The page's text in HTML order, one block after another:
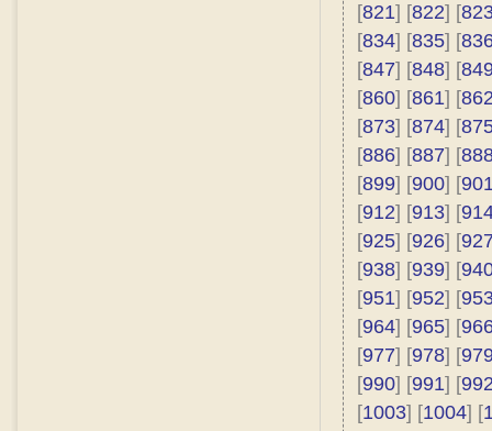
[821] [822] [
[834] [835] [
[847] [848] [
[860] [861] [
[873] [874] [
[886] [887] [
[899] [900] [
[912] [913] [
[925] [926] [
[938] [939] [
[951] [952] [
[964] [965] [
[977] [978] [
[990] [991] [
[1003] [1004] [